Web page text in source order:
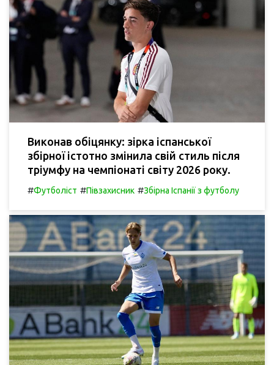
Виконав обіцянку: зірка іспанської
збірної істотно змінила свій стиль після
тріумфу на чемпіонаті світу 2026 року.
#Футболіст #Півзахисник #Збірна Іспанії з футболу